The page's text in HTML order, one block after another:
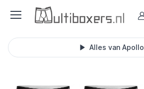
Alles van Apollo